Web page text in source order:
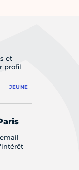
et
profil
JEUNE